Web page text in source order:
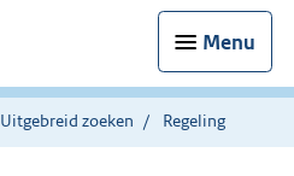
Menu
Uitgebreid zoeken Regeling